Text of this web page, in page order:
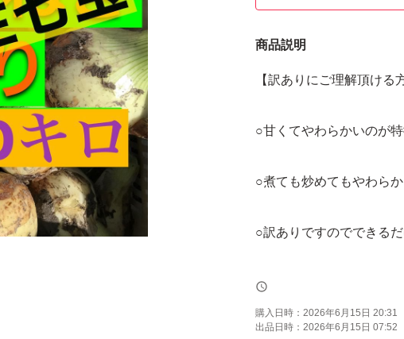
商品説明
【訳ありにご理解頂ける
○甘くてやわらかいのが
○煮ても炒めてもやわら
○訳ありですのでできる
○写真は訳ありのイメー
ます。
購入日時： 2026年6月15日 20:31
出品日時： 2026年6月15日 07:52